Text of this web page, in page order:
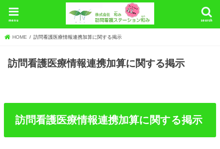
search
menu
HOME 訪問看護医療情報連携加算に関する掲示
訪問看護医療情報連携加算に関する掲示
訪問看護医療情報連携加算に関する掲示